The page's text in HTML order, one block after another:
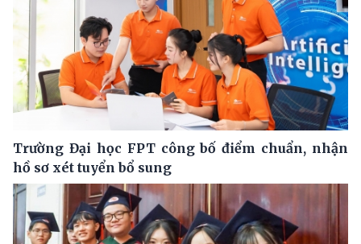
Trường Đại học FPT công bố điểm chuẩn, nhận
hồ sơ xét tuyển bổ sung